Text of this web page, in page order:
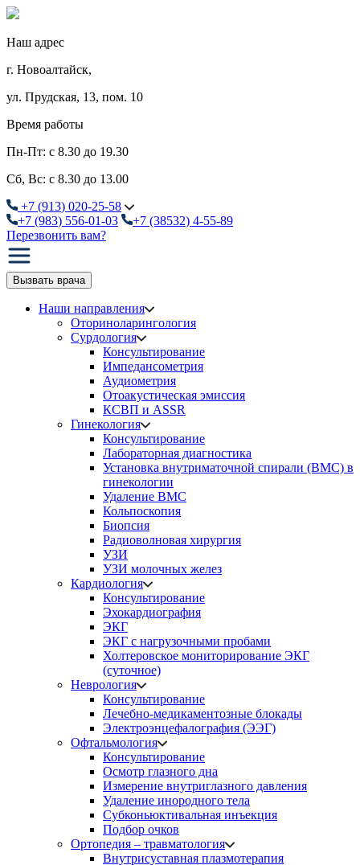
Наш адрес
г. Новоалтайск,
ул. Прудская, 13, пом. 10
Время работы
Пн-Пт: с 8.30 до 19.30
Сб, Вс: с 8.30 до 13.00
+7 (913) 020-25-58
+7 (983) 556-01-03 +7 (38532) 4-55-89
Перезвонить вам?
Вызвать врача
Наши направления
Оториноларингология
Сурдология
Консультирование
Импедансометрия
Аудиометрия
Отоакустическая эмиссия
КСВП и ASSR
Гинекология
Консультирование
Лабораторная диагностика
Установка внутриматочной спирали (ВМС) в
гинекологии
Удаление ВМС
Кольпоскопия
Биопсия
Радиоволновая хирургия
УЗИ
УЗИ молочных желез
Кардиология
Консультирование
Эхокардиография
ЭКГ
ЭКГ с нагрузочными пробами
Холтеровское мониторирование ЭКГ
(суточное)
Неврология
Консультирование
Лечебно-медикаментозные блокады
Электроэнцефалография (ЭЭГ)
Офтальмология
Консультирование
Осмотр глазного дна
Измерение внутриглазного давления
Удаление инородного тела
Субконьюктивальная инъекция
Подбор очков
Ортопедия – травматология
Внутрисуставная плазмотерапия